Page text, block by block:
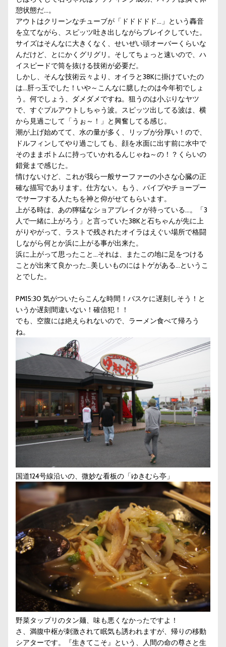
憩状態だ…。
アウトはクリーンなチューブが「ドドドドド…」という轟音
を立てながら、スピッツ吐き出しながらブレイクしていた。
サイズはそんなに大きくなく、せいぜい頭オーバーくらいな
んだけど、とにかくグリグリ。そしてちょっと速いので、ハ
イスピードで筒を抜ける技術が必要だ。
しかし、そんな技術云々より、オイラと38Kに掛けていたの
は…肝っ玉でした！いや～こんなに臆したのは今年初でしょ
う。何でしょう、ダメダメですね。狙うのは小ぶりなヤツ
で、すぐプルアウトしちゃう波。スピッツ出してる波は、横
から見過ごして「うぉ～！」と興奮してる感じ。
潮が上げ始めてて、水の量が多く、リップが分厚い！ので、
ドルフィンしてやり過ごしても、顔を水面に出す前に水中で
そのままボトムに持っていかれるんじゃね～の！？くらいの
錯覚まで感じた。
情けないけど、これが我ら一般サーファーの小さな心臓の正
確な描写であります。仕方ない。もう、パイプやチョープー
でサーフする人たちを神と仰がせてもらいます。
上がる時は、あの獰猛なショアブレイクが待っている…。「3
人で一緒に上がろう」と言っていた38Kと石ちゃんが先に上
がりやがって、ラストで残されたオイラはえぐい場所で格闘
しながら何とか浜に上がる事が出来た。
浜に上がって思ったこと…それは、またこの地に足をつける
ことが出来て良かった…美しいものにはトゲがある…というこ
とでした。
PM15:30 気がついたらこんな時間！バスケに遅刻しそう！と
いうか遅刻間違いない！確信犯！！
でも、空腹には絶えられないので、ラーメン食べて帰ろう
ね。
国道124号線沿いの、微妙な看板の「ゆきむら亭」
野菜タップリのタン麺、味も悪くなかったですよ！
さ、満腹中枢が刺激されて眠気も誘われますが、帰りの移動
シアターです。『生きてこそ』という、人間の命の尊さと生